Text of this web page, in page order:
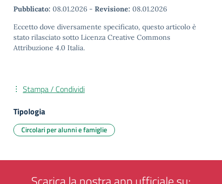
Pubblicato: 08.01.2026 - Revisione: 08.01.2026
Eccetto dove diversamente specificato, questo articolo è
stato rilasciato sotto Licenza Creative Commons
Attribuzione 4.0 Italia.
Stampa / Condividi
Tipologia
Circolari per alunni e famiglie